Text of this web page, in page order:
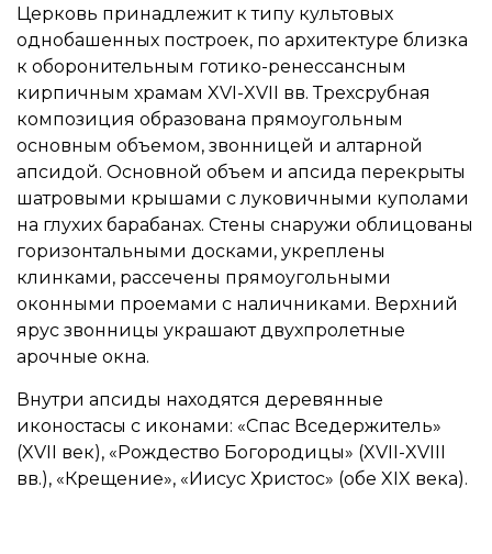
Церковь принадлежит к типу культовых
однобашенных построек, по архитектуре близка
к оборонительным готико-ренессансным
кирпичным храмам XVI-XVII вв. Трехсрубная
композиция образована прямоугольным
основным объемом, звонницей и алтарной
апсидой. Основной объем и апсида перекрыты
шатровыми крышами с луковичными куполами
на глухих барабанах. Стены снаружи облицованы
горизонтальными досками, укреплены
клинками, рассечены прямоугольными
оконными проемами с наличниками. Верхний
ярус звонницы украшают двухпролетные
арочные окна.
Внутри апсиды находятся деревянные
иконостасы с иконами: «Спас Вседержитель»
(XVII век), «Рождество Богородицы» (XVII-XVIII
вв.), «Крещение», «Иисус Христос» (обе XIX века).